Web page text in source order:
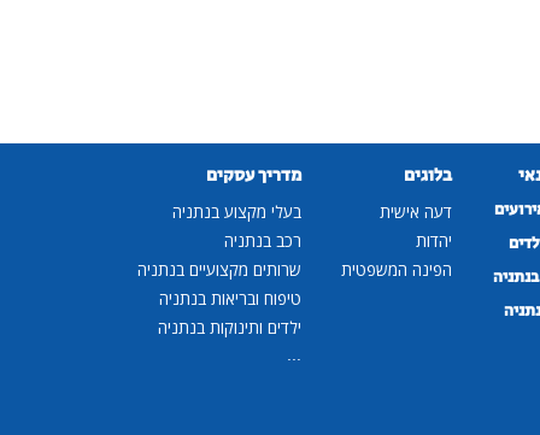
בלוגים
דעה אישית
יהדות
הפינה המשפטית
מדריך עסקים
בעלי מקצוע בנתניה
רכב בנתניה
שרותים מקצועיים בנתניה
טיפוח ובריאות בנתניה
ילדים ותינוקות בנתניה